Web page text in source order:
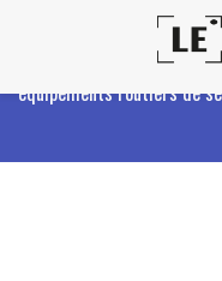
Essais de chocs
équipements routiers de